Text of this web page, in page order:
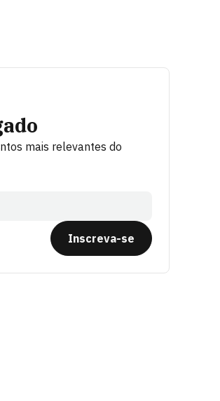
mais relevantes do
Inscreva-se